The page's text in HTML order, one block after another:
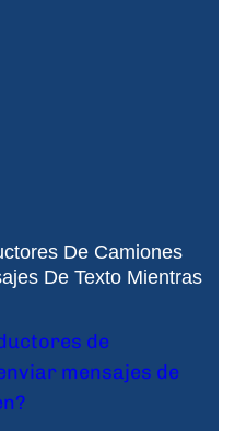
De Camiones
De Texto Mientras